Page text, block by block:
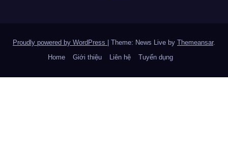
Proudly powered by WordPress | Theme: News Live by Themeansar.
Home
Giới thiệu Liên hệ Tuyển dụng